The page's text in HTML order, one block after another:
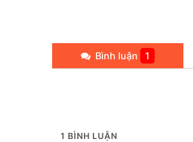
Bình luận 1
1 BÌNH LUẬN